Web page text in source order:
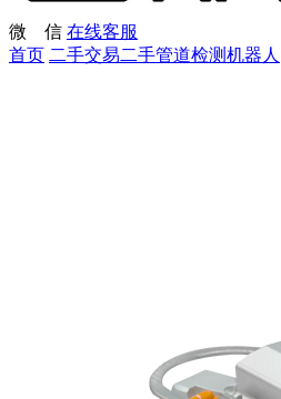
微 信 在线客服
首页 二手交易二手管道检测机器人